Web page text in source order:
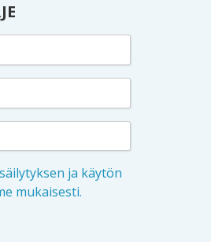
ja käytön
mukaisesti.